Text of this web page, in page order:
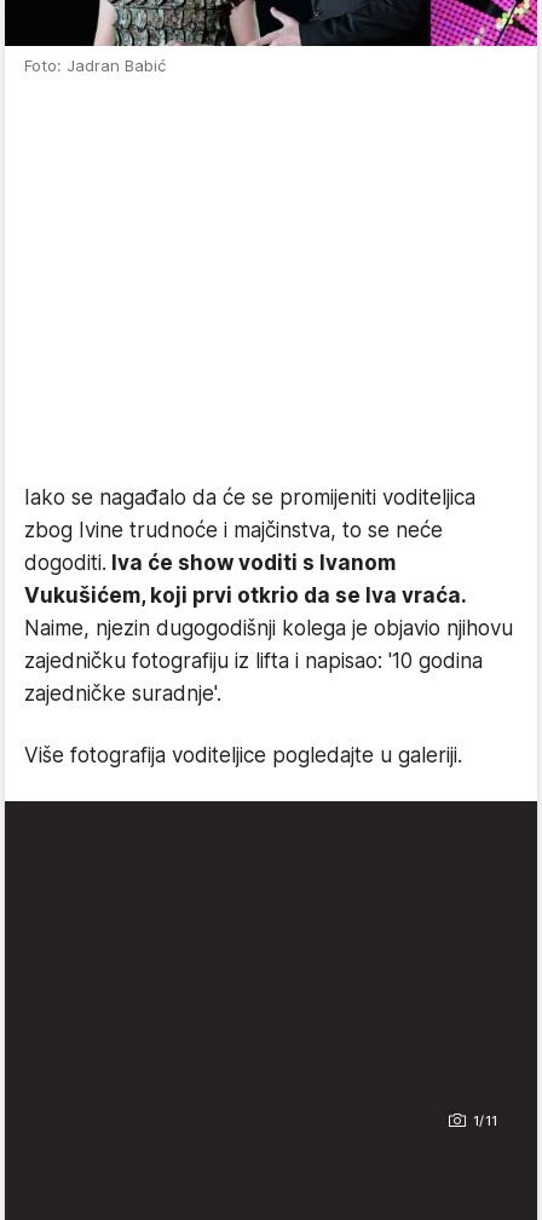
Foto: Jadran Babić
Iako se nagađalo da će se promijeniti voditeljica
zbog Ivine trudnoće i majčinstva, to se neće
dogoditi. Iva će show voditi s Ivanom
Vukušićem, koji prvi otkrio da se Iva vraća.
Naime, njezin dugogodišnji kolega je objavio njihovu
zajedničku fotografiju iz lifta i napisao: '10 godina
zajedničke suradnje'.
Više fotografija voditeljice pogledajte u galeriji.
1/11